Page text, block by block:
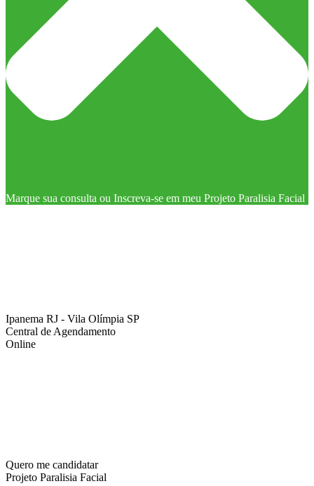
Marque sua consulta ou Inscreva-se em meu Projeto Paralisia Facial
Ipanema RJ - Vila Olímpia SP
Central de Agendamento
Online
Quero me candidatar
Projeto Paralisia Facial